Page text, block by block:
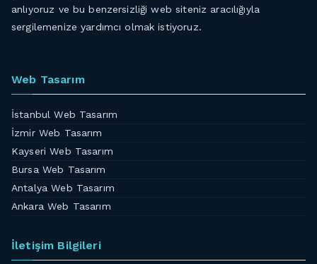
anlıyoruz ve bu benzersizliği web siteniz aracılığıyla
sergilemenize yardımcı olmak istiyoruz.
Web Tasarım
İstanbul Web Tasarım
İzmir Web Tasarım
Kayseri Web Tasarım
Bursa Web Tasarım
Antalya Web Tasarım
Ankara Web Tasarım
İletişim Bilgileri